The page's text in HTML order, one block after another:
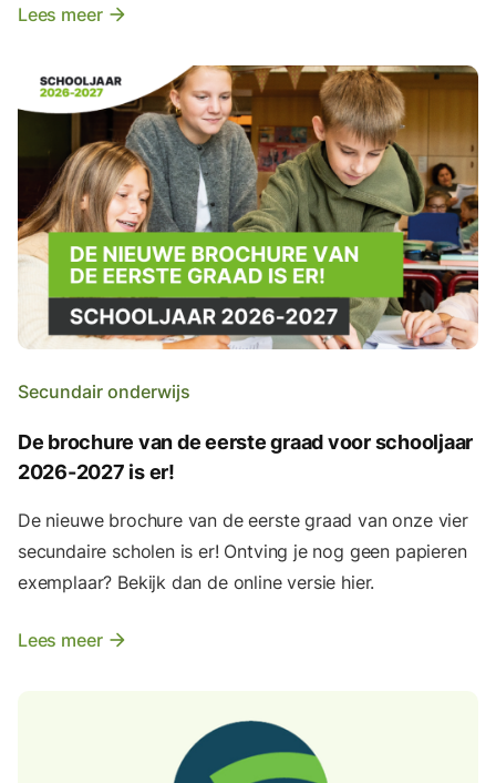
Lees meer arrow_forward
Secundair onderwijs
De brochure van de eerste graad voor schooljaar
2026-2027 is er!
De nieuwe brochure van de eerste graad van onze vier
secundaire scholen is er! Ontving je nog geen papieren
exemplaar? Bekijk dan de online versie hier.
Lees meer arrow_forward